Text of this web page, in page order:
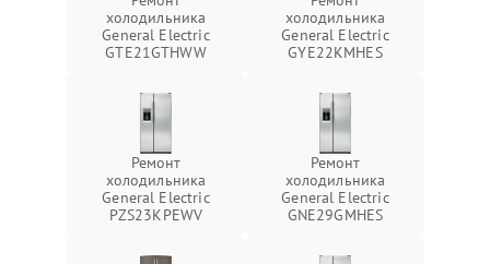
холодильника
General Electric
GTE21GTHWW
холодильника
General Electric
GYE22KMHES
Ремонт
холодильника
General Electric
PZS23KPEWV
Ремонт
холодильника
General Electric
GNE29GMHES